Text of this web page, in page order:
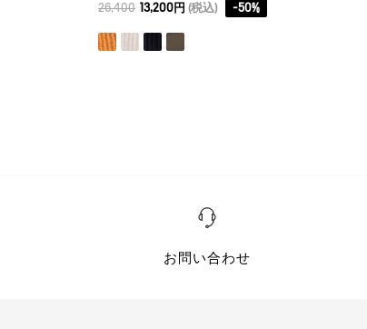
26,400 13,200円 (税込) -50%
お問い合わせ